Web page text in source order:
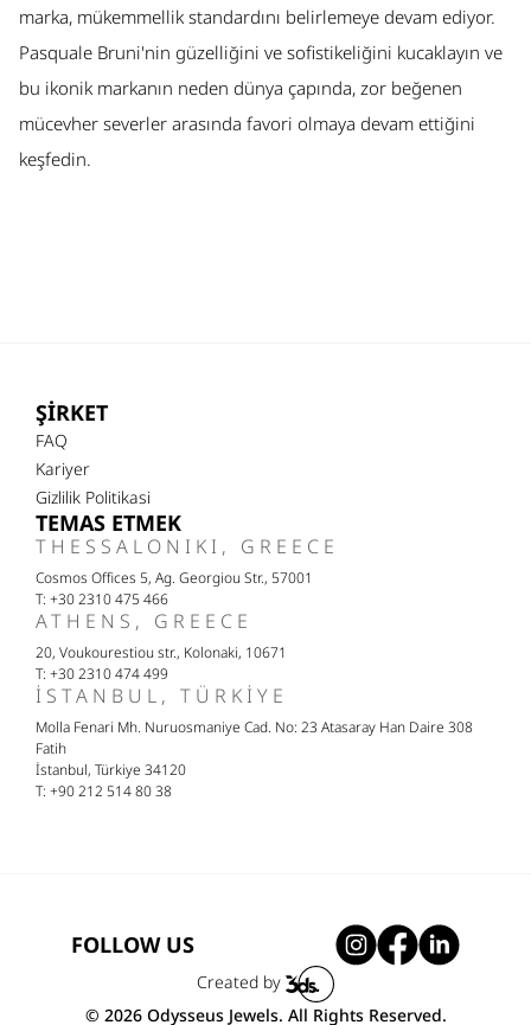
marka, mükemmellik standardını belirlemeye devam ediyor.
Pasquale Bruni'nin güzelliğini ve sofistikeliğini kucaklayın ve
bu ikonik markanın neden dünya çapında, zor beğenen
mücevher severler arasında favori olmaya devam ettiğini
keşfedin.
ŞİRKET
FAQ
Kariyer
Gizlilik Politikasi
TEMAS ETMEK
THESSALONIKI, GREECE
Cosmos Offices 5, Ag. Georgiou Str., 57001
T: +30 2310 475 466
ATHENS, GREECE
20, Voukourestiou str., Kolonaki, 10671
T: +30 2310 474 499
İSTANBUL, TÜRKIYE
Molla Fenari Mh. Nuruosmaniye Cad. No: 23 Atasaray Han Daire 308
Fatih
İstanbul, Türkiye 34120
T: +90 212 514 80 38
FOLLOW US
Created by
© 2026 Odysseus Jewels. All Rights Reserved.